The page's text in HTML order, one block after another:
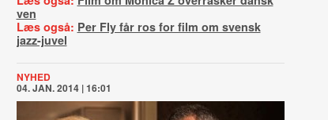
ven
Læs også: Per Fly får ros for film om svensk
jazz-juvel
NYHED
04. JAN. 2014 | 16:01